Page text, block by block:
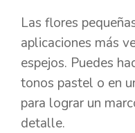
Las flores
aplicaciones más
espejos. Puedes
tonos pastel o en
para lograr un
detalle.